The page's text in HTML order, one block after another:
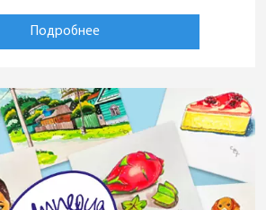
Подробнее